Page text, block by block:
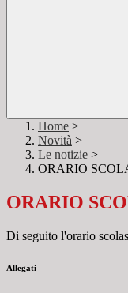
Home >
Novità >
Le notizie >
ORARIO
ORARIO
Di seguito l'orario
Allegati